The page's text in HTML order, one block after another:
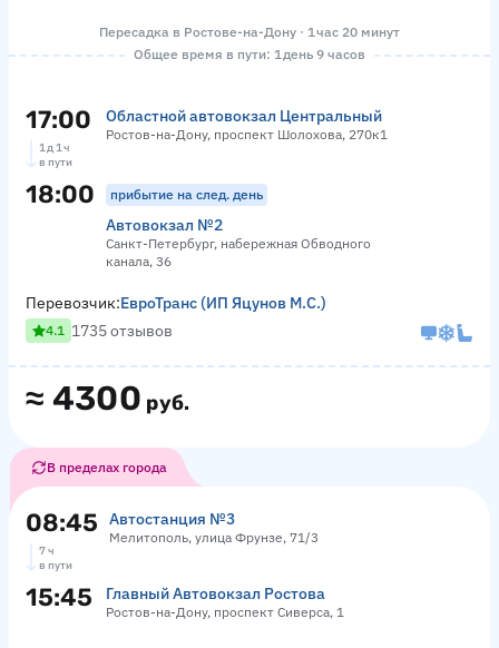
Пересадка в Ростове-на-Дону · 1 час 20 минут
Общее время в пути: 1 день 9 часов
17:00 Областной автовокзал Центральный
Ростов-на-Дону, проспект Шолохова, 270к1
1 д 1 ч
в пути
18:00 прибытие на след. день
Автовокзал №2
Санкт-Петербург, набережная Обводного
канала, 36
≈ 4300 руб.
Перевозчик:ЕвроТранс (ИП Яцунов М.С.)
4.1 1735 отзывов
В пределах города
08:45 Автостанция №3
Мелитополь, улица Фрунзе, 71/3
7 ч
в пути
15:45 Главный Автовокзал Ростова
Ростов-на-Дону, проспект Сиверса, 1